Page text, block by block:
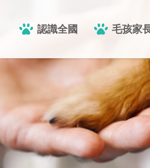
認識全國 毛孩家